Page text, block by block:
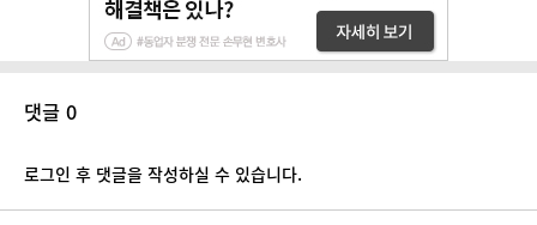
댓글 0
로그인 후 댓글을 작성하실 수 있습니다.